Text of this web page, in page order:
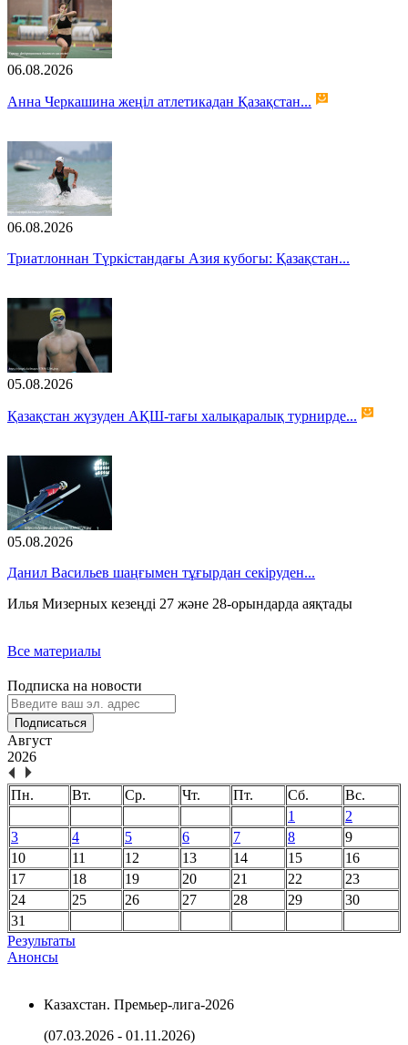
06.08.2026
Анна Черкашина жеңіл атлетикадан Қазақстан...
06.08.2026
Триатлоннан Түркістандағы Азия кубогы: Қазақстан...
05.08.2026
Қазақстан жүзуден АҚШ-тағы халықаралық турнирде...
05.08.2026
Данил Васильев шаңғымен тұғырдан секіруден...
Илья Мизерных кезеңді 27 және 28-орындарда аяқтады
Все материалы
Подписка на новости
Подписаться
Август
2026
Пн. Вт. Ср. Чт. Пт. Сб.
Вс.
1
2
3
4 5 6 7 8
9
10
11 12 13 14 15
16
17
18 19 20 21 22
23
24
25 26 27 28 29
30
31
Результаты
Анонсы
Казахстан. Премьер-лига-2026
(07.03.2026 - 01.11.2026)